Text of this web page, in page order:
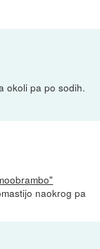
okoli pa po sodih.
naokrog pa